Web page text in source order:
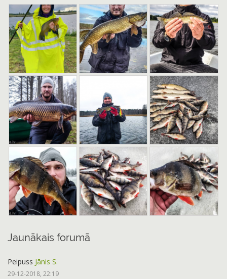
Jaunākais forumā
Peipuss Jānis S.
29-12-2018, 22:19